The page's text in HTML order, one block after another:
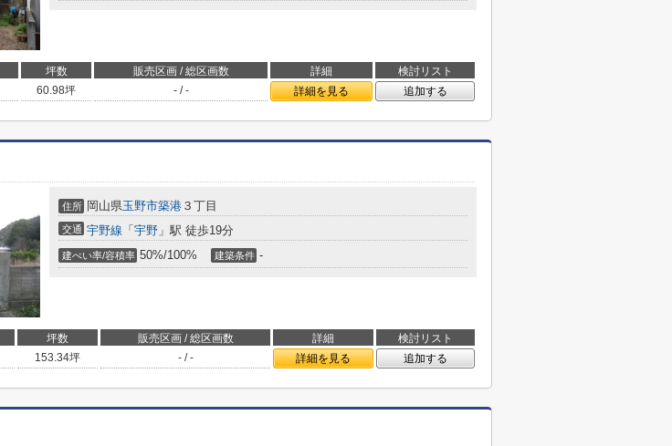
坪数 販売区画 / 総区画数 詳細
検討リスト
60.98坪 - / - 詳細を見る 追加する
住所 岡山県玉野市築港 ３丁目
交通 宇野線 「 宇野 」駅 徒歩19分
建ぺい率/容積率 50%/100% 建築条件 -
坪数 販売区画 / 総区画数 詳細
検討リスト
153.34坪 - / - 詳細を見る 追加する